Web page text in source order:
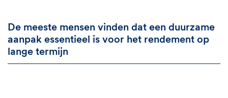
De meeste mensen vinden dat een duurzame
aanpak essentieel is voor het rendement op
lange termijn